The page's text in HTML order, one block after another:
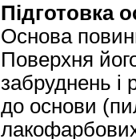
Підготовка
Основа
Поверхня
забруднень і
до основи